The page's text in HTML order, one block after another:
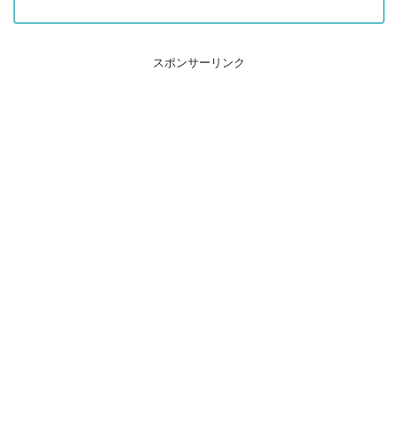
スポンサーリンク